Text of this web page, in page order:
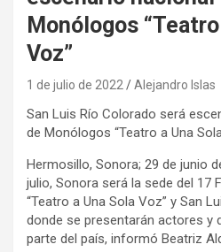
Monólogos
Voz”
1 de julio de 2022 Alejandro Islas
San Luis Río Colorado será
de Monólogos “Teatro a Una
Hermosillo, Sonora; 29 de junio
julio, Sonora será la sede del 17
“Teatro a Una Sola Voz” y San
donde se presentarán actores y
parte del país, informó Beatriz